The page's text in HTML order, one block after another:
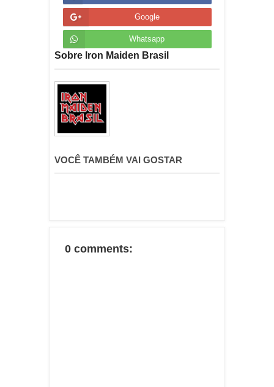
Google
Whatsapp
Sobre Iron Maiden Brasil
VOCÊ TAMBÉM VAI GOSTAR
0 comments: